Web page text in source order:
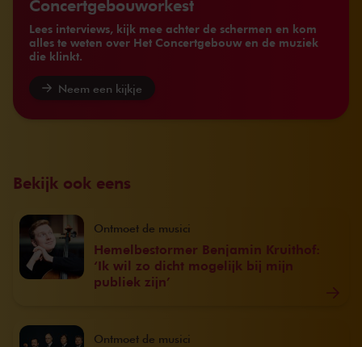
Concertgebouworkest
Lees interviews, kijk mee achter de schermen en kom
alles te weten over Het Concertgebouw en de muziek
die klinkt.
Neem een kijkje
Bekijk ook eens
Hemelbestormer Benjamin Kruithof:
‘Ik wil zo dicht mogelijk bij mijn
publiek zijn’
Ontmoet de musici
Ontmoet de musici